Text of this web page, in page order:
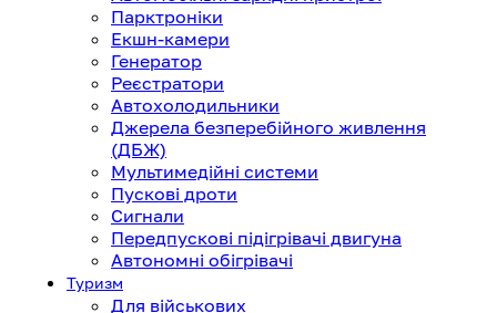
Парктроніки
Екшн-камери
Генератор
Реєстратори
Автохолодильники
Джерела безперебійного живлення
(ДБЖ)
Мультимедійні системи
Пускові дроти
Сигнали
Передпускові підігрівачі двигуна
Автономні обігрівачі
Туризм
Для військових